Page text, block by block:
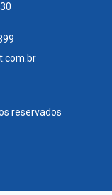
reservados